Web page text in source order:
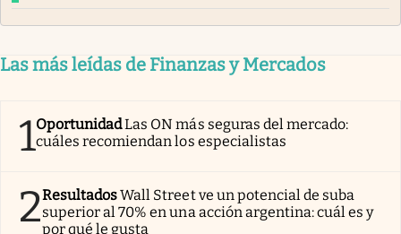
Las más leídas de Finanzas y Mercados
1OportunidadLas ON más seguras del mercado:
cuáles recomiendan los especialistas
2ResultadosWall Street ve un potencial de suba
superior al 70% en una acción argentina: cuál es y
por qué le gusta